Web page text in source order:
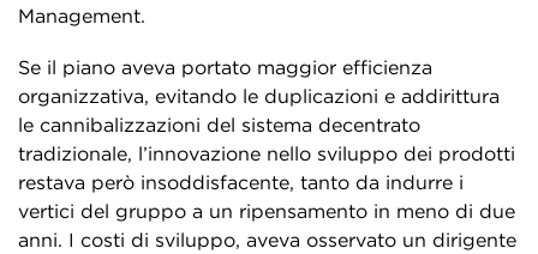
Management.
Se il piano aveva portato maggior efficienza
organizzativa, evitando le duplicazioni e addirittura
le cannibalizzazioni del sistema decentrato
tradizionale, l’innovazione nello sviluppo dei prodotti
restava però insoddisfacente, tanto da indurre i
vertici del gruppo a un ripensamento in meno di due
anni. I costi di sviluppo, aveva osservato un dirigente